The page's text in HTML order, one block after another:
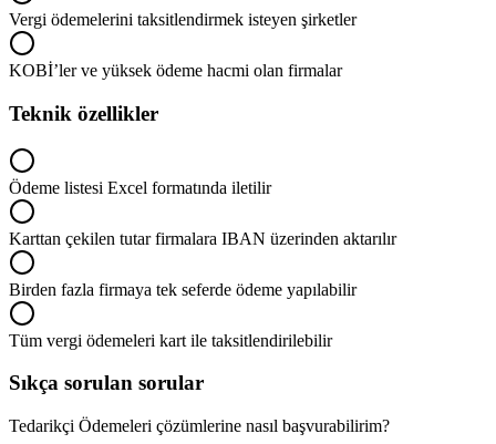
Vergi ödemelerini taksitlendirmek isteyen şirketler
KOBİ’ler ve yüksek ödeme hacmi olan firmalar
Teknik özellikler
Ödeme listesi Excel formatında iletilir
Karttan çekilen tutar firmalara IBAN üzerinden aktarılır
Birden fazla firmaya tek seferde ödeme yapılabilir
Tüm vergi ödemeleri kart ile taksitlendirilebilir
Sıkça sorulan sorular
Tedarikçi Ödemeleri çözümlerine nasıl başvurabilirim?